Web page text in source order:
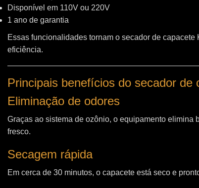
Disponível em 110V ou 220V
1 ano de garantia
Essas funcionalidades tornam o secador de
eficiência.
Principais benefícios do secador de
Eliminação de odores
Graças ao sistema de ozônio, o equipamento
fresco.
Secagem rápida
Em cerca de 30 minutos, o capacete está seco e